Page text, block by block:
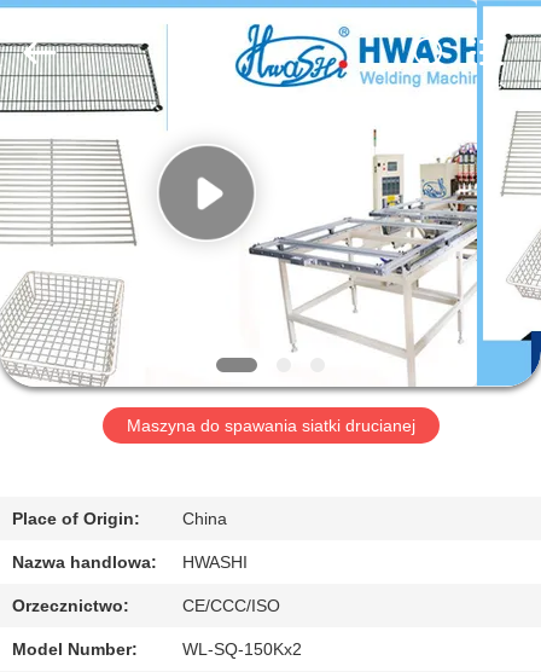
DOM
PRODUKTY
O
NAS
WYCIECZKA
KONTROLA
JAKOŚCI
TECHNOLOGY
INC..
All
Rights
Reserved.
Maszyna do spawania siatki drucianej
Place of Origin: China
Nazwa handlowa: HWASHI
Orzecznictwo: CE/CCC/ISO
Model Number: WL-SQ-150Kx2